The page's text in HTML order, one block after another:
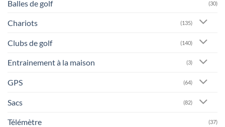
Balles de golf (30)
Chariots (135)
Clubs de golf (140)
Entrainement à la maison (3)
GPS (64)
Sacs (82)
Télémètre (37)